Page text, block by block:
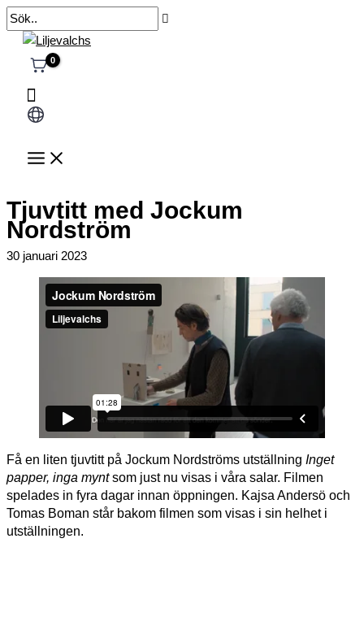
Hoppa
till
Sök..
Välj
språk
Tjuvtitt med Jockum
Nordström
30 januari 2023
Få en liten tjuvtitt på Jockum Nordströms utställning Inget
papper, inga myntsom just nu visas i våra salar. Filmen
spelades in fyra dagar innan öppningen. Kajsa Andersö och
Tomas Boman står bakom filmen som visas i sin helhet i
utställningen.